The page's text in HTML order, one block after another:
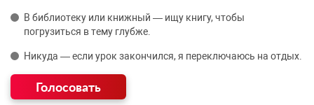
В библиотеку или книжный — ищу книгу, чтобы
погрузиться в тему глубже.
Никуда — если урок закончился, я переключаюсь на отдых.